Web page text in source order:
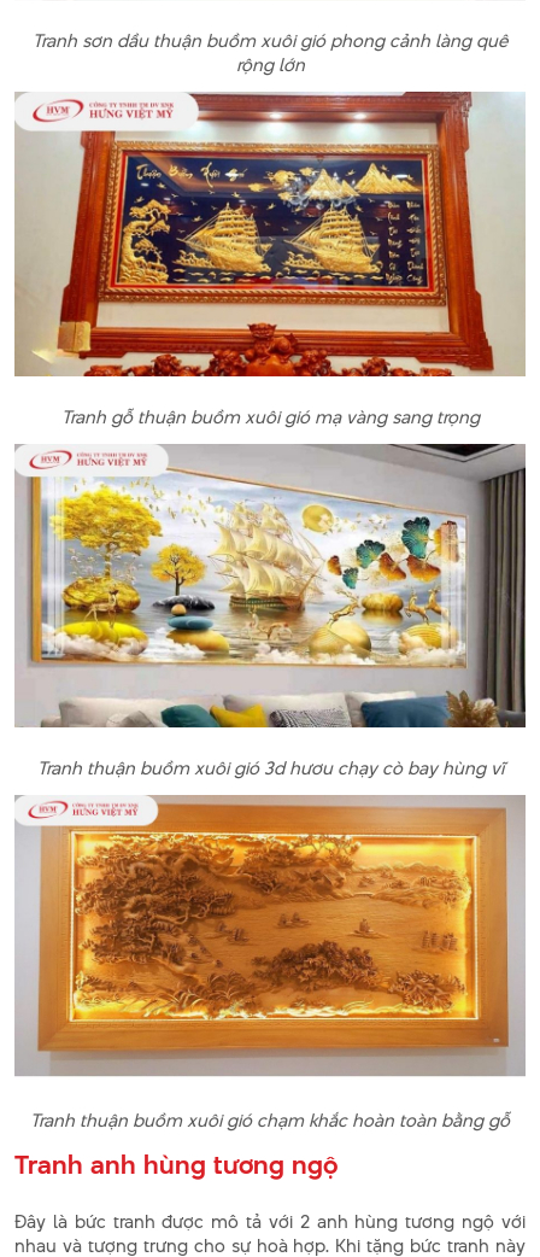
Tranh sơn dầu thuận buồm xuôi gió phong cảnh làng quê
rộng lớn
Tranh gỗ thuận buồm xuôi gió mạ vàng sang trọng
Tranh thuận buồm xuôi gió 3d hươu chạy cò bay hùng vĩ
Tranh thuận buồm xuôi gió chạm khắc hoàn toàn bằng gỗ
Tranh anh hùng tương ngộ
Đây là bức tranh được mô tả với 2 anh hùng tương ngộ với
nhau và tượng trưng cho sự hoà hợp. Khi tặng bức tranh này